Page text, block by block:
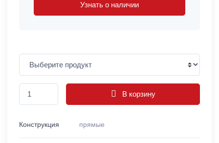
Узнать о наличии
В корзину
Конструкция прямые